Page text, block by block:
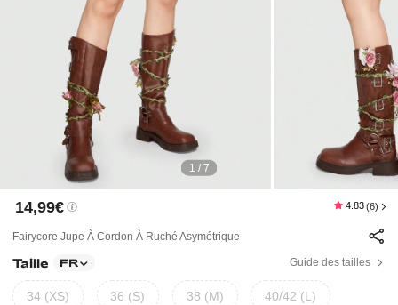
1 / 7
14,99€ 4.83 (6)
Fairycore Jupe À Cordon À Ruché Asymétrique
Taille FR Guide des tailles
34 (XS) 36 (S) 38 (M) 40/42 (L)